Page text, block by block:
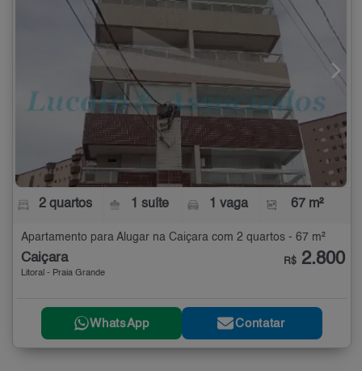
2 quartos 1 suíte 1 vaga 67 m²
Apartamento para Alugar na Caiçara com 2 quartos - 67 m²
Caiçara
Litoral - Praia Grande
R$ 2.800
WhatsApp Contatar